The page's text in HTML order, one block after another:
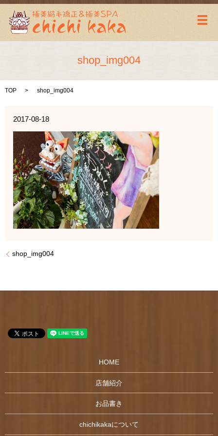
メ
shop_img004
TOP shop_img004
2017-08-18
shop_img004
HOME
店舗紹介
お品書き
chichikakaについて